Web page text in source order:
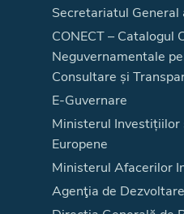
Secretariatul General
CONECT – Catalogul
Neguvernamentale
Consultare și
E-Guvernare
Ministerul Investițiilor
Europene
Ministerul Afacerilor
Agenţia de